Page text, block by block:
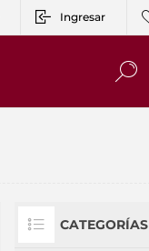
Ingresar
CATEGORÍAS